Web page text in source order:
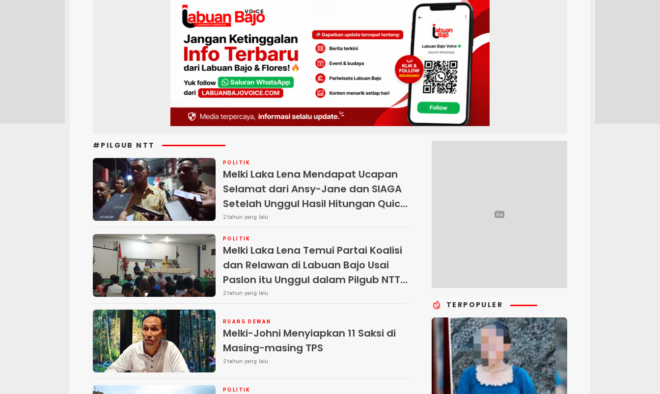
#PILGUB NTT
POLITIK
Melki Laka Lena Mendapat Ucapan
Selamat dari Ansy-Jane dan SIAGA
Setelah Unggul Hasil Hitungan Quick
Count
2 tahun yang lalu
POLITIK
Melki Laka Lena Temui Partai Koalisi
dan Relawan di Labuan Bajo Usai
Paslon itu Unggul dalam Pilgub NTT
2024
2 tahun yang lalu
RUANG DEWAN
Melki-Johni Menyiapkan 11 Saksi di
Masing-masing TPS
2 tahun yang lalu
POLITIK
TERPOPULER